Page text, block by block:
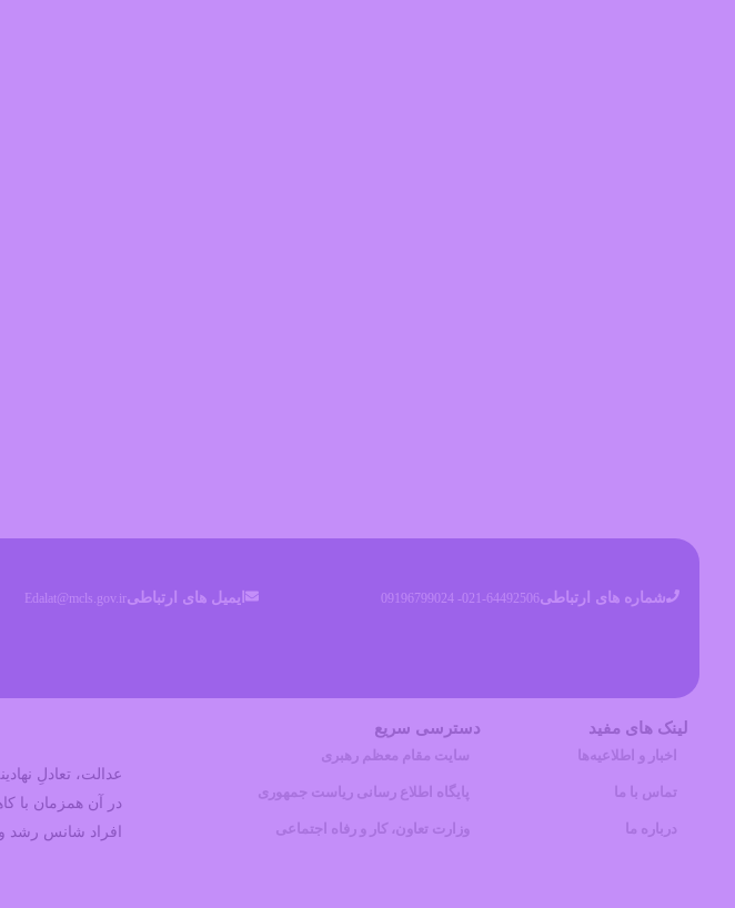
شماره های ارتباطی021-64492506- 09196799024 ایمیل های ارتباطیEdalat@mcls.gov.ir
لینک های مفید
اخبار و اطلاعیه‌ها
تماس با ما
درباره ما
دسترسی سریع
سایت مقام معظم رهبری
پایگاه اطلاع رسانی ریاست جمهوری
وزارت تعاون، کار و رفاه اجتماعی
عدالت، تعادلِ
در آن همزمان با
افراد شانس رشد